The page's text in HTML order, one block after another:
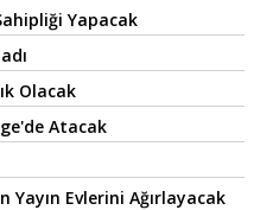
Yapacak
Olacak
Atacak
Yayın Evlerini Ağırlayacak